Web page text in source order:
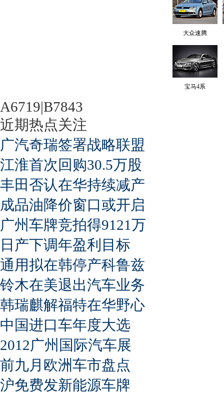
大众速腾
宝马4系
A6719|B7843
近期热点关注
广汽奇瑞签署战略联盟
江淮首次回购30.5万股
丰田否认在华持续减产
成品油降价窗口或开启
广州车牌竞拍得9121万
日产下调年盈利目标
通用拟在韩停产科鲁兹
铃木在美退出汽车业务
韩瑞麒解福特在华野心
中国进口车年度大选
2012广州国际汽车展
前九月欧洲车市盘点
沪免费发新能源车牌